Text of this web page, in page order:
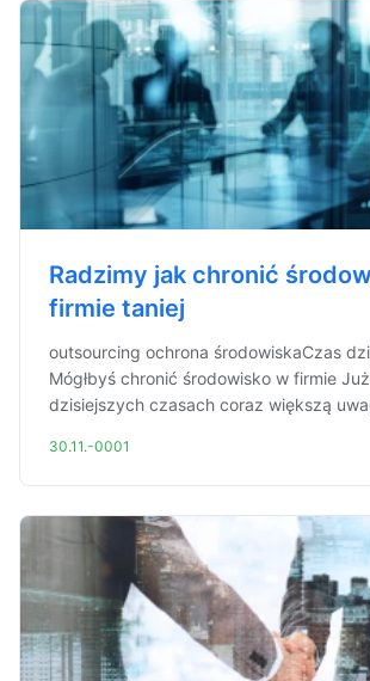
Radzimy jak chronić
firmie taniej
outsourcing ochrona środowiskaCzas
Mógłbyś chronić środowisko w firmie
dzisiejszych czasach coraz większą
30.11.-0001